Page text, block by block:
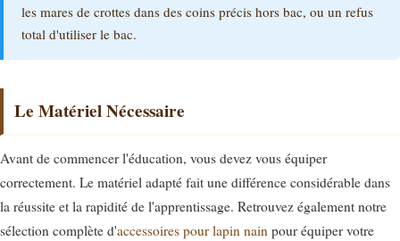
les mares de crottes dans des coins précis hors bac, ou un refus
total d'utiliser le bac.
Le Matériel Nécessaire
Avant de commencer l'éducation, vous devez vous équiper
correctement. Le matériel adapté fait une différence considérable dans
la réussite et la rapidité de l'apprentissage. Retrouvez également notre
sélection complète d'accessoires pour lapin nain pour équiper votre